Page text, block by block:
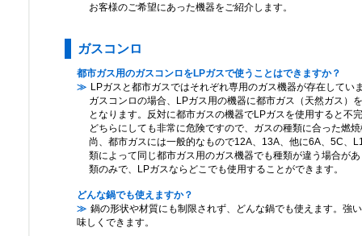
お客様のご希望にあった機器をご紹介します。
ガスコンロ
都市ガス用のガスコンロをLPガスで使うことはできますか？
LPガスと都市ガスではそれぞれ専用のガス機器が存在してい
ガスコンロの場合、LPガス用の機器に都市ガス（天然ガス）
となります。反対に都市ガスの機器でLPガスを使用すると不
どちらにしても非常に危険ですので、ガスの種類に合った燃
尚、都市ガスには一般的なもので12A、13A、他に6A、5C、
類によって同じ都市ガス用のガス機器でも種類が違う場合が
類のみで、LPガスならどこでも使用することができます。
どんな鍋でも使えますか？
鍋の形状や材質にも制限されず、どんな鍋でも使えます。強
味しくできます。